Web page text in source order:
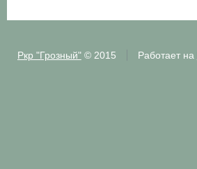
Ркр "Грозный"© 2015 Работает на